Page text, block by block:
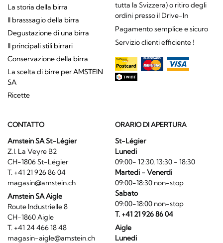
La storia della birra
Il brasssagio della birra
Degustazione di una birra
Il principali stili birrari
Conservazione della birra
La scelta di birre per AMSTEIN
SA
Ricette
tutta la Svizzera) o ritiro degli
ordini presso il Drive-In
Pagamento semplice e sicuro
Servizio clienti efficiente !
CONTATTO
Amstein SA St-Légier
Z.I. La Veyre B2
CH-1806 St-Légier
T. +41 21 926 86 04
magasin@amstein.ch
Amstein SA Aigle
Route Industrielle 8
CH-1860 Aigle
T. +41 24 466 18 48
magasin-aigle@amstein.ch
ORARIO DI APERTURA
St-Légier
Lunedi
09:00- 12:30, 13:30 - 18:30
Martedi - Venerdi
09:00-18:30 non-stop
Sabato
09:00-18:00 non-stop
T. +41 21 926 86 04
Aigle
Lunedi